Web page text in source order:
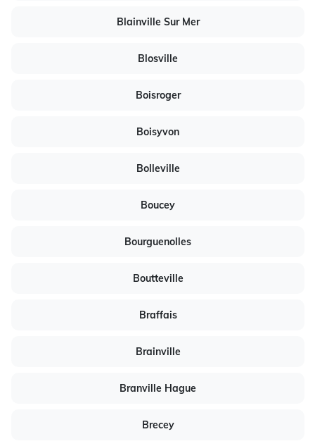
Blainville Sur Mer
Blosville
Boisroger
Boisyvon
Bolleville
Boucey
Bourguenolles
Boutteville
Braffais
Brainville
Branville Hague
Brecey